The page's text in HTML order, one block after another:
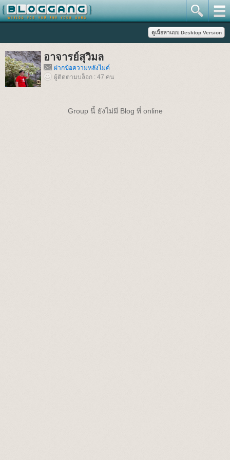
อาจารย์สุวิมล
ฝากข้อความหลังไมค์
ผู้ติดตามบล็อก : 47 คน
Group นี้ ยังไม่มี Blog ที่ online